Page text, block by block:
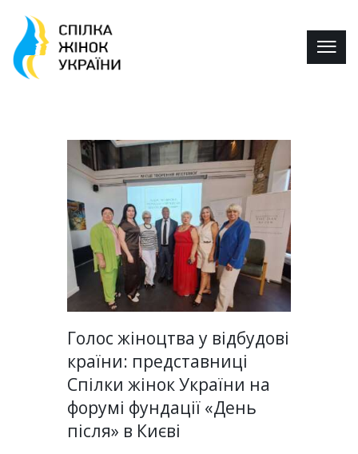
Голос жіноцтва у відбудові
країни: представниці
Спілки жінок України на
форумі фундації «День
після» в Києві